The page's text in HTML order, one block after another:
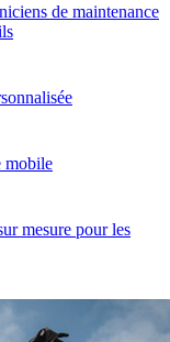
de maintenance
mobile
mesure pour les